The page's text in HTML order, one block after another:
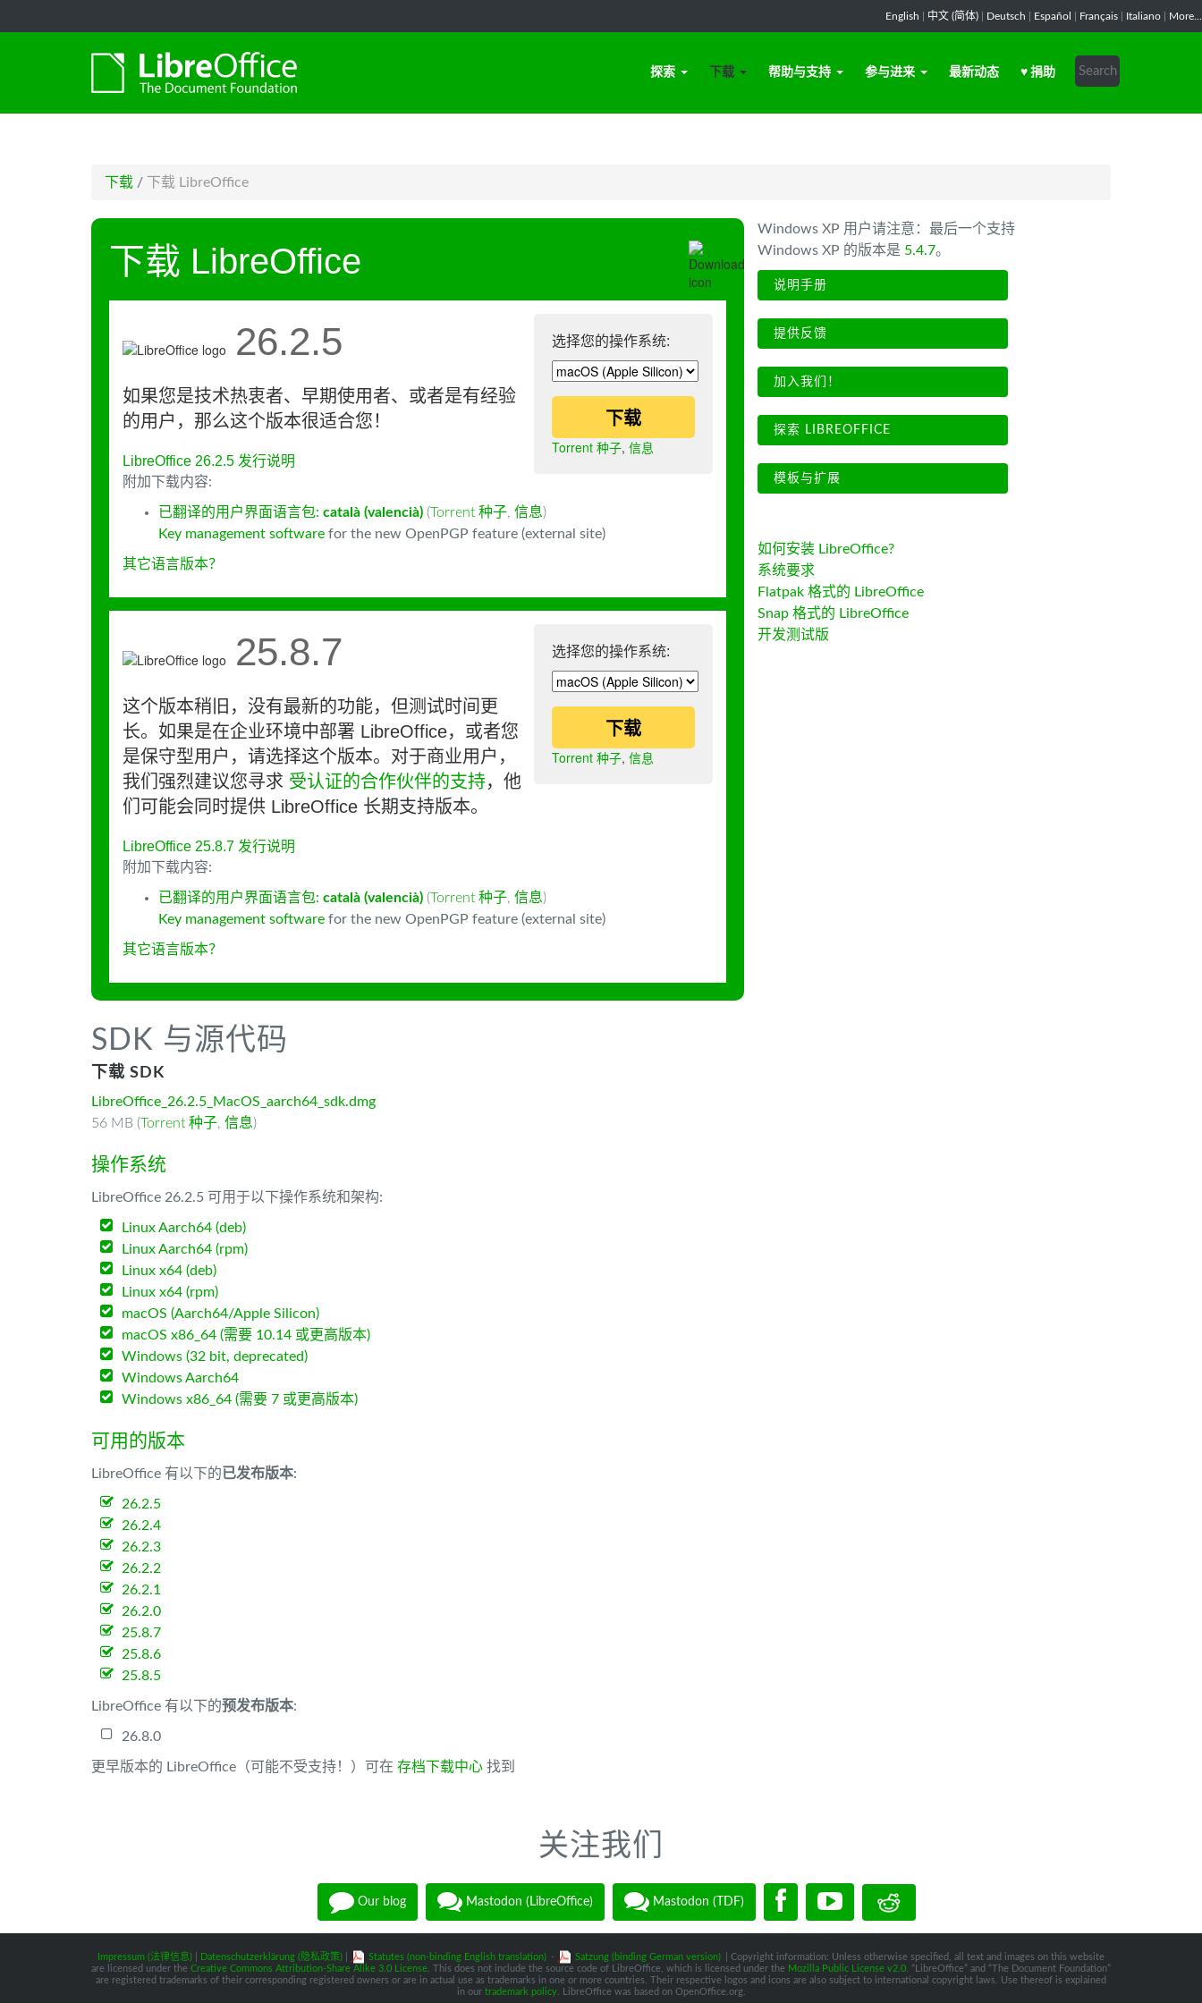
English 中文 (简体) Deutsch Español Français Italiano More...
探索 下载 帮助与支持 参与进来 最新动态 ♥ 捐助
下载 / 下载 LibreOffice
下载 LibreOffice
选择您的操作系统:
下载
Torrent 种子, 信息
26.2.5
如果您是技术热衷者、早期使用者、或者是有经验
的用户，那么这个版本很适合您！
LibreOffice 26.2.5 发行说明
附加下载内容:
已翻译的用户界面语言包: català (valencià) (Torrent 种子, 信息)
Key management software for the new OpenPGP feature (external site)
其它语言版本？
选择您的操作系统:
下载
Torrent 种子, 信息
25.8.7
这个版本稍旧，没有最新的功能，但测试时间更
长。如果是在企业环境中部署 LibreOffice，或者您
是保守型用户，请选择这个版本。对于商业用户，
我们强烈建议您寻求 受认证的合作伙伴的支持，他
们可能会同时提供 LibreOffice 长期支持版本。
LibreOffice 25.8.7 发行说明
附加下载内容:
已翻译的用户界面语言包: català (valencià) (Torrent 种子, 信息)
Key management software for the new OpenPGP feature (external site)
其它语言版本？
SDK 与源代码
下载 SDK
LibreOffice_26.2.5_MacOS_aarch64_sdk.dmg
56 MB (Torrent 种子, 信息)
操作系统
LibreOffice 26.2.5 可用于以下操作系统和架构:
Linux Aarch64 (deb)
Linux Aarch64 (rpm)
Linux x64 (deb)
Linux x64 (rpm)
macOS (Aarch64/Apple Silicon)
macOS x86_64 (需要 10.14 或更高版本)
Windows (32 bit, deprecated)
Windows Aarch64
Windows x86_64 (需要 7 或更高版本)
可用的版本
LibreOffice 有以下的已发布版本:
26.2.5
26.2.4
26.2.3
26.2.2
26.2.1
26.2.0
25.8.7
25.8.6
25.8.5
LibreOffice 有以下的预发布版本:
26.8.0
更早版本的 LibreOffice（可能不受支持！）可在 存档下载中心 找到
Windows XP 用户请注意：最后一个支持
Windows XP 的版本是 5.4.7。
说明手册
提供反馈
加入我们！
探索 LIBREOFFICE
模板与扩展
如何安装 LibreOffice?
系统要求
Flatpak 格式的 LibreOffice
Snap 格式的 LibreOffice
开发测试版
关注我们
Our blog Mastodon (LibreOffice) Mastodon (TDF)
Impressum (法律信息) Datenschutzerklärung (隐私政策) Statutes (non-binding English translation) - Satzung (binding German version)
| Copyright information: Unless otherwise specified, all text and images on this website
are licensed under the Creative Commons Attribution-Share Alike 3.0 License . This does not include the source code of LibreOffice, which is licensed under the Mozilla Public License v2.0 . “LibreOffice” and “The Document Foundation”
are registered trademarks of their corresponding registered owners or are in actual use as trademarks in one or more countries. Their respective logos and icons are also subject to international copyright laws. Use thereof is explained
in our trademark policy. LibreOffice was based on OpenOffice.org.